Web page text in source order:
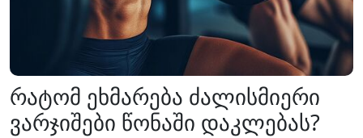
რატომ ეხმარება ძალისმიერი
ვარჯიშები წონაში დაკლებას?